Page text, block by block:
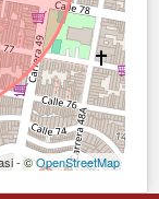
- ©OpenStreetMap